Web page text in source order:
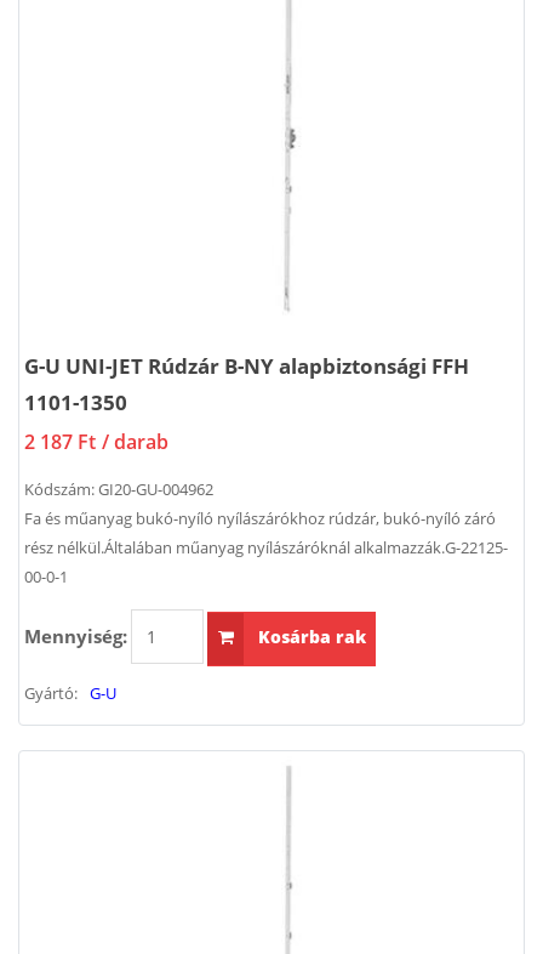
G-U UNI-JET Rúdzár B-NY alapbiztonsági FFH
1101-1350
2 187 Ft / darab
Kódszám:GI20-GU-004962
Fa és műanyag bukó-nyíló nyílászárókhoz rúdzár, bukó-nyíló záró
rész nélkül.Általában műanyag nyílászáróknál alkalmazzák.G-22125-
00-0-1
Mennyiség: Kosárba rak
Gyártó: G-U